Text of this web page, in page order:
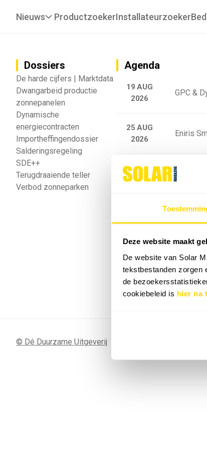
Deze website maakt
De website van Solar
tekstbestanden zorgen
de
cookiebeleid is hier na
Nieuws ProductzoekerInstallateurzoeker
Dossiers
De harde cijfers | Marktdata
Dwangarbeid productie
zonnepanelen
Dynamische
energiecontracten
Importheffingendossier
Salderingsregeling
SDE++
Terugdraaiende teller
Verbod zonneparken
Agenda
19 AUG
2026
GPC &
25 AUG
2026
Eniris
25 AUG
2026
2026
2026
Sunergy
© Dé Duurzame Uitgeverij